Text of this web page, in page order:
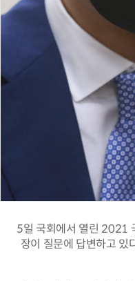
5일 국회에서 열린 2021
장이 질문에 답변하고